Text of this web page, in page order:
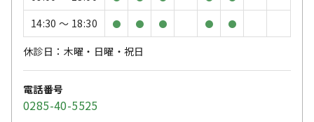
14:30 〜 18:30 ● ● ● ● ●
休診日：木曜・日曜・祝日
電話番号
0285-40-5525